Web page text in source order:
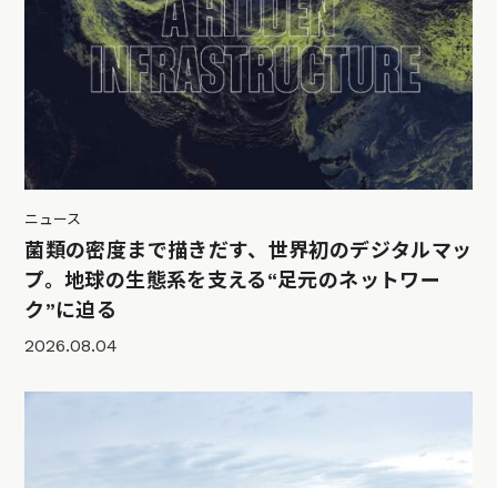
ニュース
菌類の密度まで描きだす、世界初のデジタルマッ
プ。地球の生態系を支える“足元のネットワー
ク”に迫る
2026.08.04